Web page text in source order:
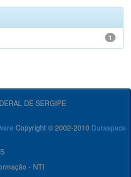
1
DE SERGIPE
Copyright © 2002-2010 Duraspace
- NTI